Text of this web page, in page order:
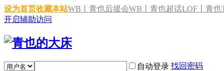
设为首页收藏本站WB丨青也后援会WB丨青也超话LOF丨青也
开启辅助访问
自动登录 找回密码